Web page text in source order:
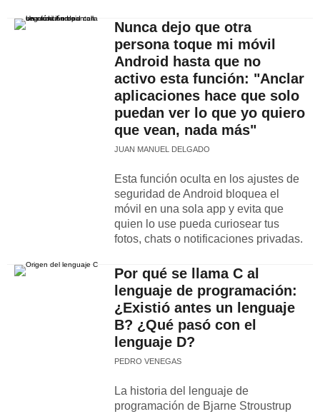
Nunca dejo que otra
persona toque mi móvil
Android hasta que no
activo esta función: "Anclar
aplicaciones hace que solo
puedan ver lo que yo quiero
que vean, nada más"
JUAN MANUEL DELGADO
Esta función oculta en los ajustes de
seguridad de Android bloquea el
móvil en una sola app y evita que
quien lo use pueda curiosear tus
fotos, chats o notificaciones privadas.
Por qué se llama C al
lenguaje de programación:
¿Existió antes un lenguaje
B? ¿Qué pasó con el
lenguaje D?
PEDRO VENEGAS
La historia del lenguaje de
programación de Bjarne Stroustrup